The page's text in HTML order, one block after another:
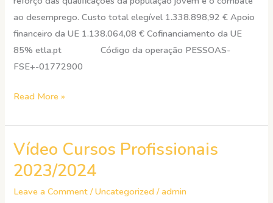
ao desemprego. Custo total elegível 1.338.898,92 € Apoio
financeiro da UE 1.138.064,08 € Cofinanciamento da UE
85% etla.pt Código da operação PESSOAS-
FSE+-01772900
Read More »
Vídeo Cursos Profissionais
2023/2024
Leave a Comment /Uncategorized /admin
Vídeo
Cursos
Profissionais
2023/2024